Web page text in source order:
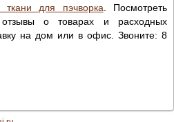
ткани для пэчворка . Посмотреть
о товарах и расходных
на дом или в офис. Звоните: 8